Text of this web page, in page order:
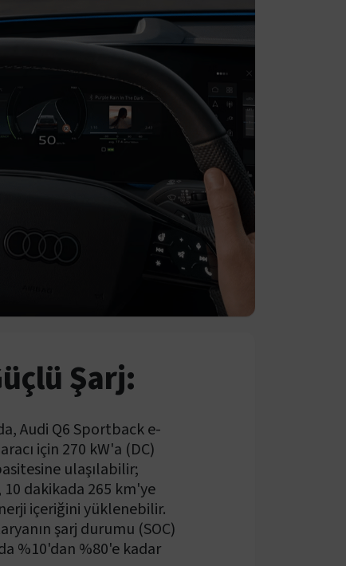
Şarj:
Audi Q6 Sportback e-
için 270 kW'a (DC)
ulaşılabilir;
10 dakikada 265 km'ye
içeriğini yüklenebilir.
şarj durumu (SOC)
%10'dan %80'e kadar